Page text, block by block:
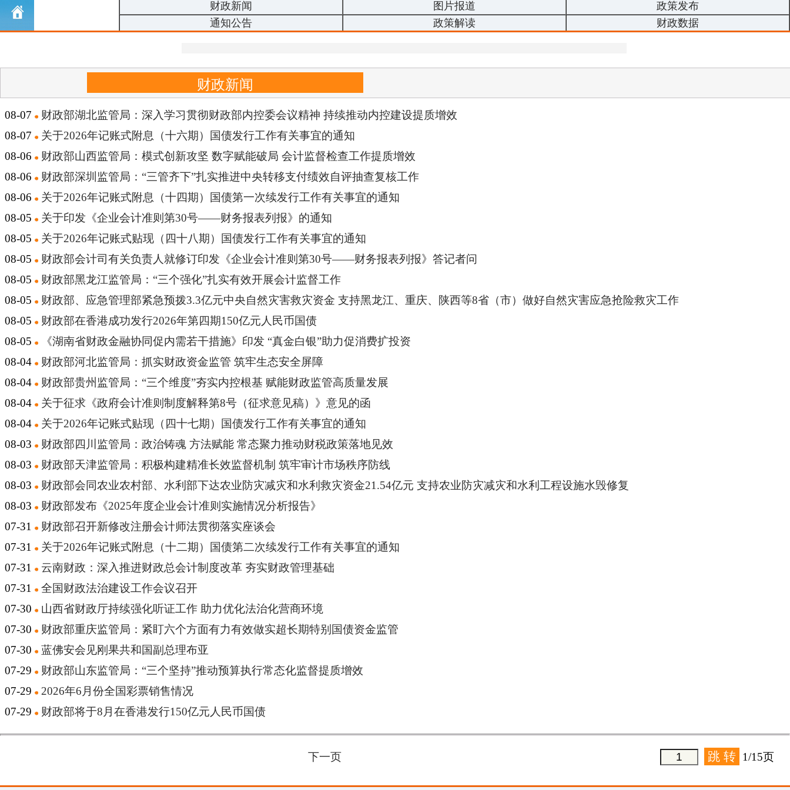
财政新闻 图片报道
政策发布
通知公告
政策解读 财政数据
财政新闻
08-07
财政部湖北监管局：深入学习贯彻财政部内控委会议精神 持续推动内控建设提质增效
08-07
关于2026年记账式附息（十六期）国债发行工作有关事宜的通知
08-06
财政部山西监管局：模式创新攻坚 数字赋能破局 会计监督检查工作提质增效
08-06
财政部深圳监管局：“三管齐下”扎实推进中央转移支付绩效自评抽查复核工作
08-06
关于2026年记账式附息（十四期）国债第一次续发行工作有关事宜的通知
08-05
关于印发《企业会计准则第30号——财务报表列报》的通知
08-05
关于2026年记账式贴现（四十八期）国债发行工作有关事宜的通知
08-05
财政部会计司有关负责人就修订印发《企业会计准则第30号——财务报表列报》答记者问
08-05
财政部黑龙江监管局：“三个强化”扎实有效开展会计监督工作
08-05
财政部、应急管理部紧急预拨3.3亿元中央自然灾害救灾资金 支持黑龙江、重庆、陕西等8省（市）做好自然灾害应急抢险救灾工作
08-05
财政部在香港成功发行2026年第四期150亿元人民币国债
08-05
《湖南省财政金融协同促内需若干措施》印发 “真金白银”助力促消费扩投资
08-04
财政部河北监管局：抓实财政资金监管 筑牢生态安全屏障
08-04
财政部贵州监管局：“三个维度”夯实内控根基 赋能财政监管高质量发展
08-04
关于征求《政府会计准则制度解释第8号（征求意见稿）》意见的函
08-04
关于2026年记账式贴现（四十七期）国债发行工作有关事宜的通知
08-03
财政部四川监管局：政治铸魂 方法赋能 常态聚力推动财税政策落地见效
08-03
财政部天津监管局：积极构建精准长效监督机制 筑牢审计市场秩序防线
08-03
财政部会同农业农村部、水利部下达农业防灾减灾和水利救灾资金21.54亿元 支持农业防灾减灾和水利工程设施水毁修复
08-03
财政部发布《2025年度企业会计准则实施情况分析报告》
07-31
财政部召开新修改注册会计师法贯彻落实座谈会
07-31
关于2026年记账式附息（十二期）国债第二次续发行工作有关事宜的通知
07-31
云南财政：深入推进财政总会计制度改革 夯实财政管理基础
07-31
全国财政法治建设工作会议召开
07-30
山西省财政厅持续强化听证工作 助力优化法治化营商环境
07-30
财政部重庆监管局：紧盯六个方面有力有效做实超长期特别国债资金监管
07-30
蓝佛安会见刚果共和国副总理布亚
07-29
财政部山东监管局：“三个坚持”推动预算执行常态化监督提质增效
07-29
2026年6月份全国彩票销售情况
07-29
财政部将于8月在香港发行150亿元人民币国债
下一页 1/15页